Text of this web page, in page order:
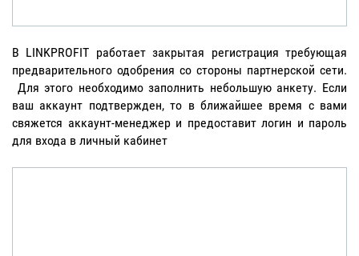
В LINKPROFIT работает закрытая регистрация требующая
предварительного одобрения со стороны партнерской сети.
Для этого необходимо заполнить небольшую анкету. Если
ваш аккаунт подтвержден, то в ближайшее время с вами
свяжется аккаунт-менеджер и предоставит логин и пароль
для входа в личный кабинет